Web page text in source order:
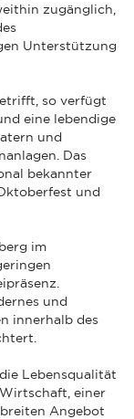
zugänglich,
Unterstützung
so verfügt
eine lebendige
und
Das
bekannter
und
im
und
innerhalb des
Lebensqualität
einer
Angebot